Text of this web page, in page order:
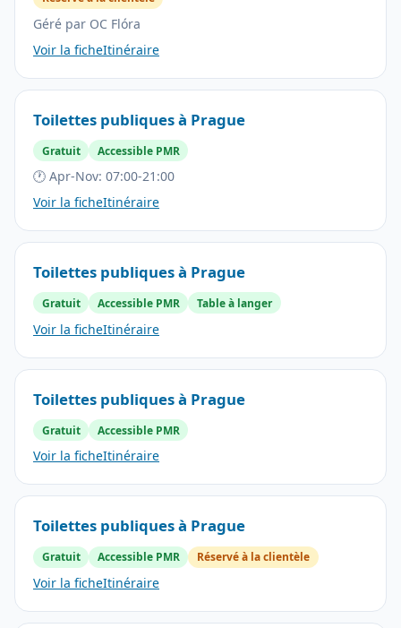
Géré par OC Flóra
Voir la ficheItinéraire
Toilettes publiques à Prague
Gratuit Accessible PMR
🕐 Apr-Nov: 07:00-21:00
Voir la ficheItinéraire
Toilettes publiques à Prague
Gratuit Accessible PMR Table à langer
Voir la ficheItinéraire
Toilettes publiques à Prague
Gratuit Accessible PMR
Voir la ficheItinéraire
Toilettes publiques à Prague
Gratuit Accessible PMR Réservé à la clientèle
Voir la ficheItinéraire